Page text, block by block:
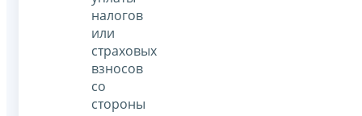
налогов
или
страховых
взносов
со
стороны